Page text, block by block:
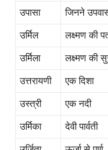
उपासा
जिनने
उर्मिल
लक्ष्मण की
उर्मिला
लक्ष्मण की
उत्तरायणी
एक दिशा
उस्त्री
एक नदी
उर्मिका
देवी पार्वती